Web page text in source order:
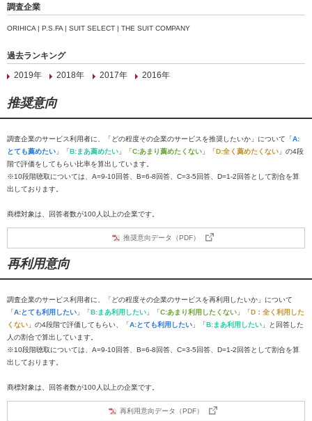
調査企業
ORIHICA | P.S.FA | SUIT SELECT | THE SUIT COMPANY
過去ランキング
2019年
2018年 2017年 2016年
推奨意向
調査企業のサービス利用者に、「どの程度その企業のサービスを推奨したいか」について「A:
とても薦めたい 」「B:まあ薦めたい 」「C:あまり薦めたくない 」「D:全く薦めたくない 」の4段
階で評価をしてもらい比率を算出しています。
※10段階聴取については、A=9-10回答、B=6-8回答、C=3-5回答、D=1-2回答として割合を算
出しております。
商標対象は、回答者数が100人以上の企業です。
推奨意向データ（PDF）
再利用意向
調査企業のサービス利用者に、「どの程度その企業のサービスを再利用したいか」について
「A:とても利用したい 」「B:まあ利用したい 」「C:あまり利用したくない 」「D：全く利用した
くない 」の4段階で評価してもらい、「A:とても利用したい 」「B:まあ利用したい 」と回答した
人の割合で算出しています。
※10段階聴取については、A=9-10回答、B=6-8回答、C=3-5回答、D=1-2回答として割合を算
出しております。
商標対象は、回答者数が100人以上の企業です。
再利用意向データ（PDF）